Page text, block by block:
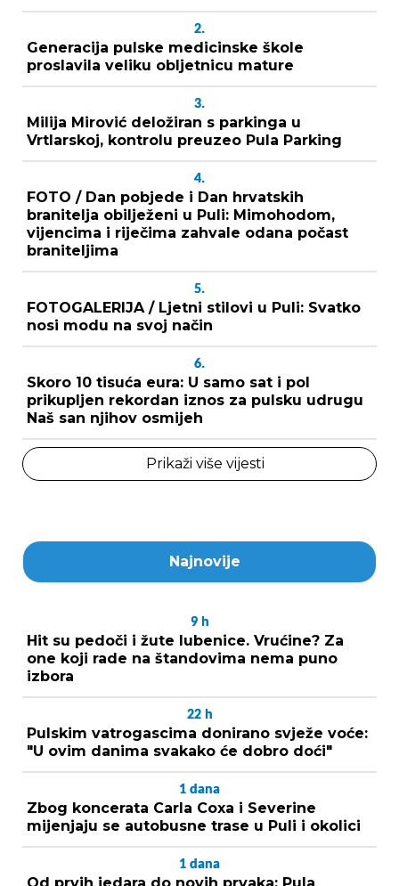
2.
Generacija pulske medicinske škole
proslavila veliku obljetnicu mature
3.
Milija Mirović deložiran s parkinga u
Vrtlarskoj, kontrolu preuzeo Pula Parking
4.
FOTO / Dan pobjede i Dan hrvatskih
branitelja obilježeni u Puli: Mimohodom,
vijencima i riječima zahvale odana počast
braniteljima
5.
FOTOGALERIJA / Ljetni stilovi u Puli: Svatko
nosi modu na svoj način
6.
Skoro 10 tisuća eura: U samo sat i pol
prikupljen rekordan iznos za pulsku udrugu
Naš san njihov osmijeh
Prikaži više vijesti
Najnovije
9 h
Hit su pedoči i žute lubenice. Vrućine? Za
one koji rade na štandovima nema puno
izbora
22 h
Pulskim vatrogascima donirano svježe voće:
"U ovim danima svakako će dobro doći"
1 dana
Zbog koncerata Carla Coxa i Severine
mijenjaju se autobusne trase u Puli i okolici
1 dana